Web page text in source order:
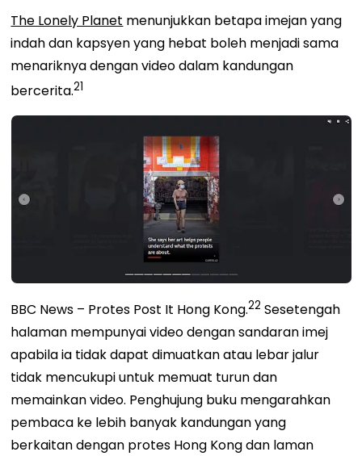
The Lonely Planet menunjukkan betapa imejan yang
indah dan kapsyen yang hebat boleh menjadi sama
menariknya dengan video dalam kandungan
bercerita.21
BBC News – Protes Post It Hong Kong.22 Sesetengah
halaman mempunyai video dengan sandaran imej
apabila ia tidak dapat dimuatkan atau lebar jalur
tidak mencukupi untuk memuat turun dan
memainkan video. Penghujung buku mengarahkan
pembaca ke lebih banyak kandungan yang
berkaitan dengan protes Hong Kong dan laman